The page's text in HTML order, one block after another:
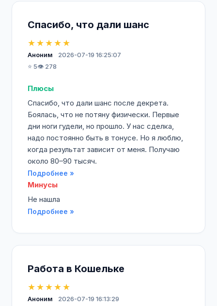
Спасибо, что дали шанс
★★★★★
Аноним
2026-07-19 16:25:07
⭐ 5👁️ 278
Плюсы
Спасибо, что дали шанс после декрета.
Боялась, что не потяну физически. Первые
дни ноги гудели, но прошло. У нас сделка,
надо постоянно быть в тонусе. Но я люблю,
когда результат зависит от меня. Получаю
около 80–90 тысяч.
Подробнее »
Минусы
Не нашла
Подробнее »
Работа в Кошельке
★★★★★
Аноним
2026-07-19 16:13:29